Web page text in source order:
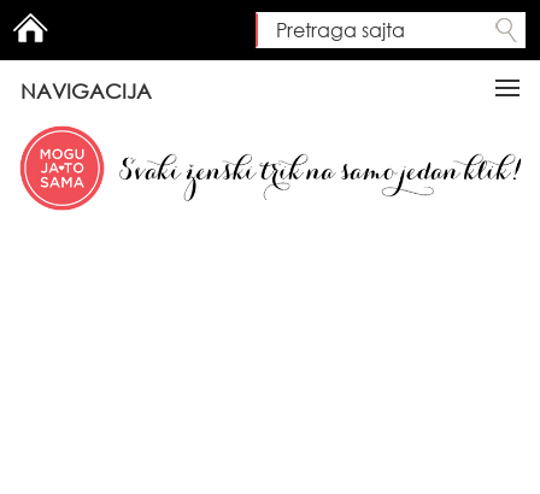
Search form
Pretraga sajta
NAVIGACIJA